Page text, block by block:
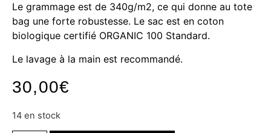
Le grammage est de 340g/m2, ce qui donne au tote
bag une forte robustesse. Le sac est en coton
biologique certifié ORGANIC 100 Standard.
Le lavage à la main est recommandé.
30,00€
14 en stock